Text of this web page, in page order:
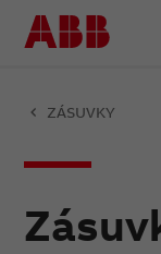
ZÁSUVKY